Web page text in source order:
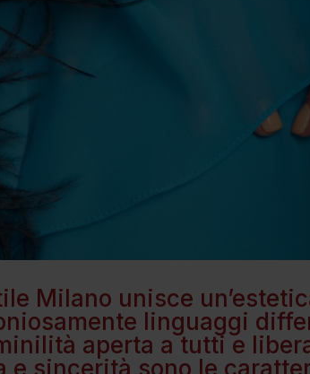
Milano unisce
linguaggi
aperta a tutti e
e sincerità sono le